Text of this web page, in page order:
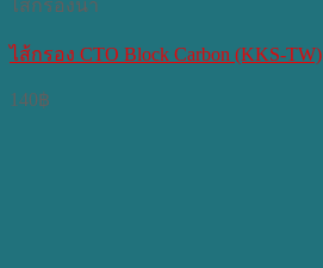
ไส้กรองน้ำ
ไส้กรอง CTO Block Carbon (KKS-TW)
140฿